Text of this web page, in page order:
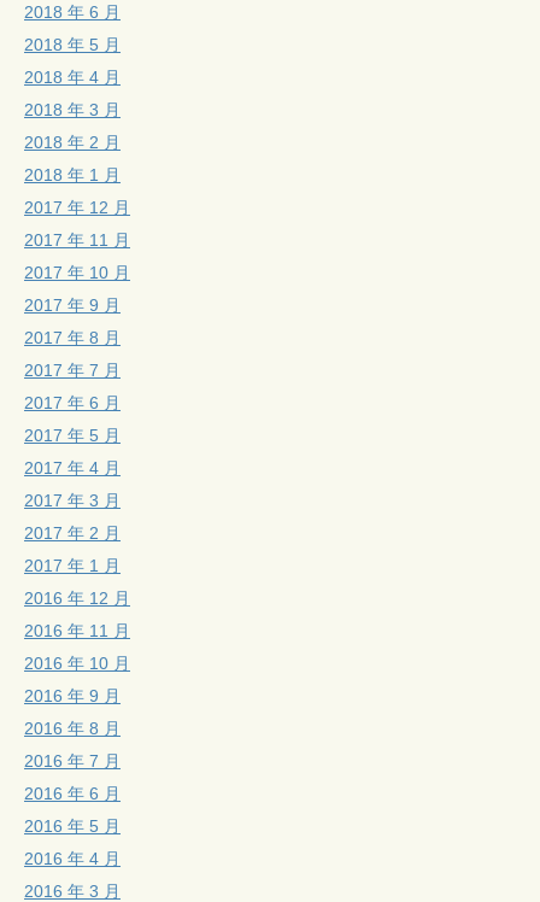
2018 年 6 月
2018 年 5 月
2018 年 4 月
2018 年 3 月
2018 年 2 月
2018 年 1 月
2017 年 12 月
2017 年 11 月
2017 年 10 月
2017 年 9 月
2017 年 8 月
2017 年 7 月
2017 年 6 月
2017 年 5 月
2017 年 4 月
2017 年 3 月
2017 年 2 月
2017 年 1 月
2016 年 12 月
2016 年 11 月
2016 年 10 月
2016 年 9 月
2016 年 8 月
2016 年 7 月
2016 年 6 月
2016 年 5 月
2016 年 4 月
2016 年 3 月